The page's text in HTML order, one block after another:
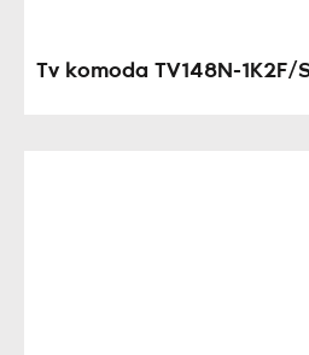
Tv komoda TV148N-1K2F/